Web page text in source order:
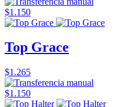
$1.150
Top Grace
$1.265
$1.150